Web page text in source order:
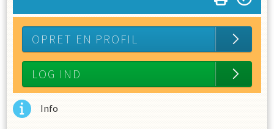
OPRET EN PROFIL
LOG IND
Info